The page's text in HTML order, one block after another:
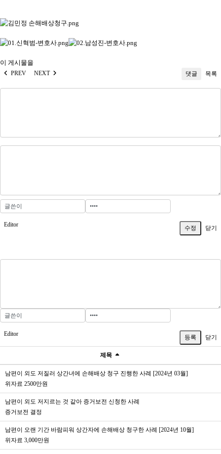
이 게시물을
PREV NEXT 댓글 목록
Editor 닫기
Editor 닫기
제목
남편이 외도 저질러 상간녀에 손해배상 청구 진행한 사례 [2024년 03월]
위자료 2500만원
남편이 외도 저지르는 것 같아 증거보전 신청한 사례
증거보전 결정
남편이 오랜 기간 바람피워 상간자에 손해배상 청구한 사례 [2024년 10월]
위자료 3,000만원